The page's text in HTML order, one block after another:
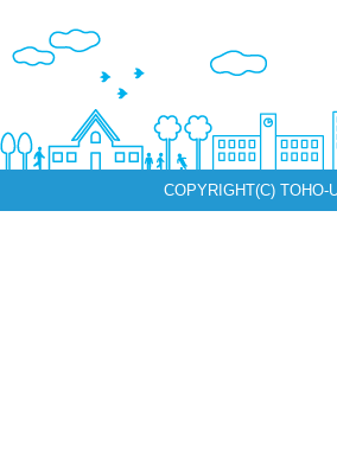
COPYRIGHT(C)